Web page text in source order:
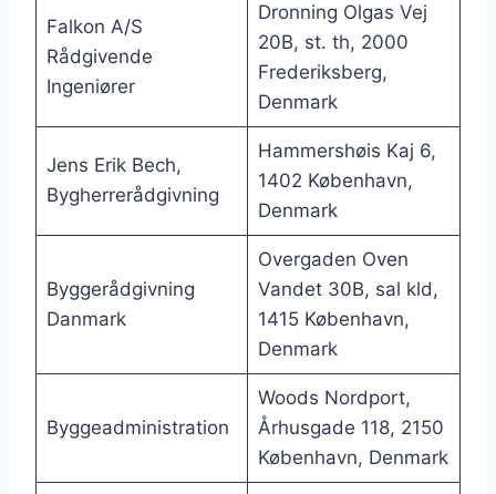
Falkon A/S
Rådgivende
Ingeniører
Dronning Olgas Vej
20B, st. th, 2000
Frederiksberg,
Denmark
Jens Erik Bech,
Bygherrerådgivning
Hammershøis Kaj 6,
1402 København,
Denmark
Byggerådgivning
Danmark
Overgaden Oven
Vandet 30B, sal kld,
1415 København,
Denmark
Byggeadministration
Woods Nordport,
Århusgade 118, 2150
København, Denmark